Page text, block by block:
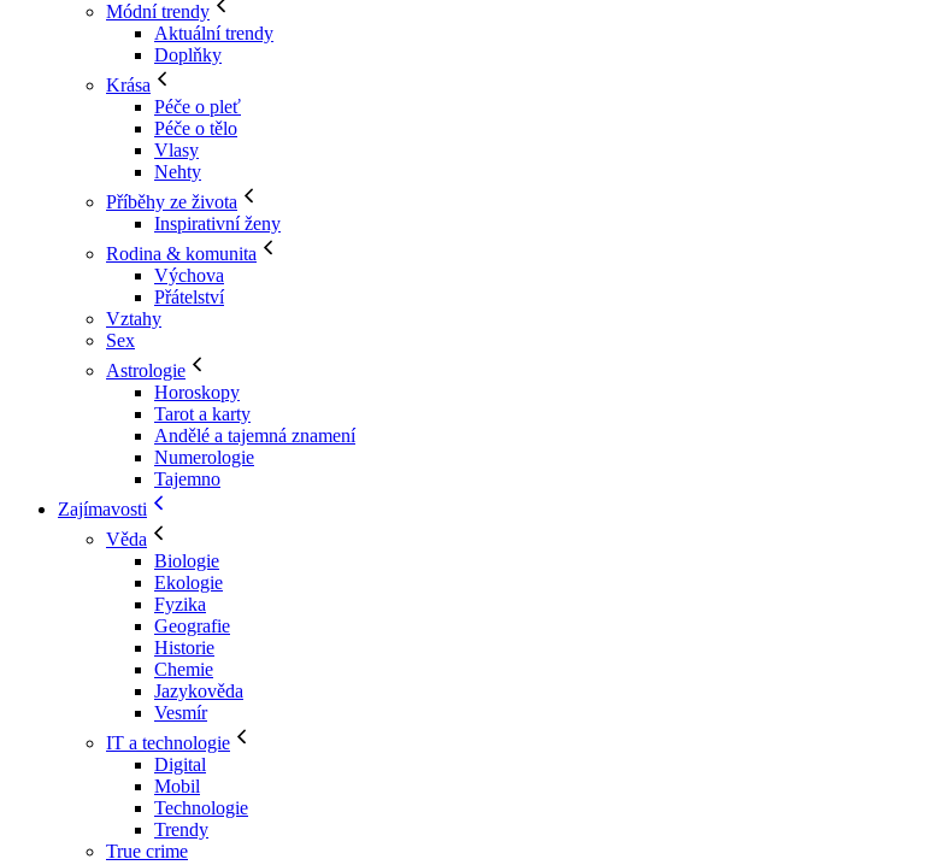
Módní trendy
Aktuální trendy
Doplňky
Krása
Péče o pleť
Péče o tělo
Vlasy
Nehty
Příběhy ze života
Inspirativní ženy
Rodina & komunita
Výchova
Přátelství
Vztahy
Sex
Astrologie
Horoskopy
Tarot a karty
Andělé a tajemná znamení
Numerologie
Tajemno
Zajímavosti
Věda
Biologie
Ekologie
Fyzika
Geografie
Historie
Chemie
Jazykověda
Vesmír
IT a technologie
Digital
Mobil
Technologie
Trendy
True crime